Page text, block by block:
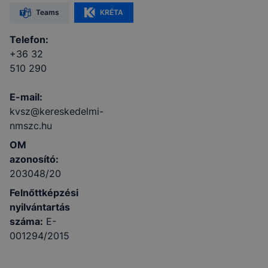
Teams KRÉTA
Telefon:
+36 32
510 290
E-mail:
kvsz@kereskedelmi-
nmszc.hu
OM
azonosító:
203048/20
Felnőttképzési
nyilvántartás
száma: E-
001294/2015